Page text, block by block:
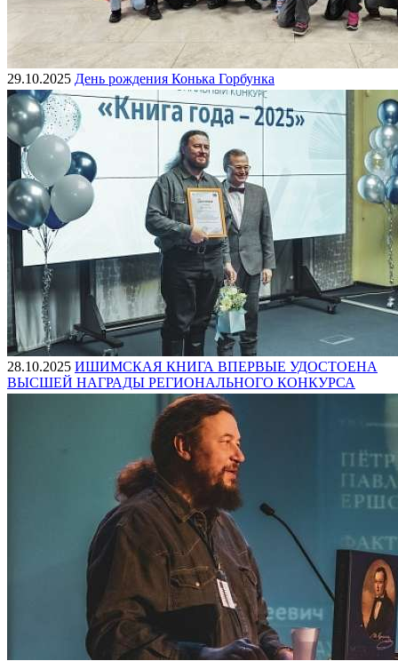
29.10.2025 День рождения Конька Горбунка
28.10.2025 ИШИМСКАЯ КНИГА ВПЕРВЫЕ УДОСТОЕНА
ВЫСШЕЙ НАГРАДЫ РЕГИОНАЛЬНОГО КОНКУРСА